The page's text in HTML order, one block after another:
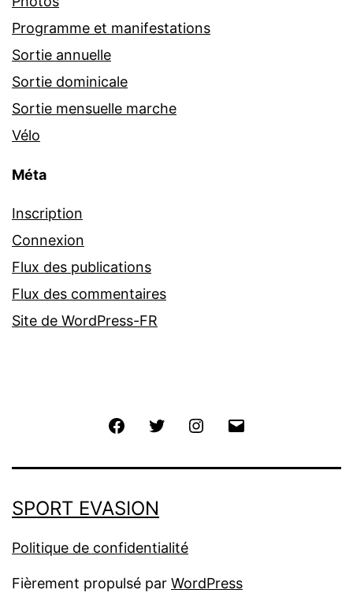
Programme et manifestations
Sortie annuelle
Sortie dominicale
Sortie mensuelle marche
Vélo
Méta
Inscription
Connexion
Flux des publications
Flux des commentaires
Site de WordPress-FR
FacebookTwitter Instagram
SPORT EVASION
Politique de confidentialité
Fièrement propulsé par WordPress